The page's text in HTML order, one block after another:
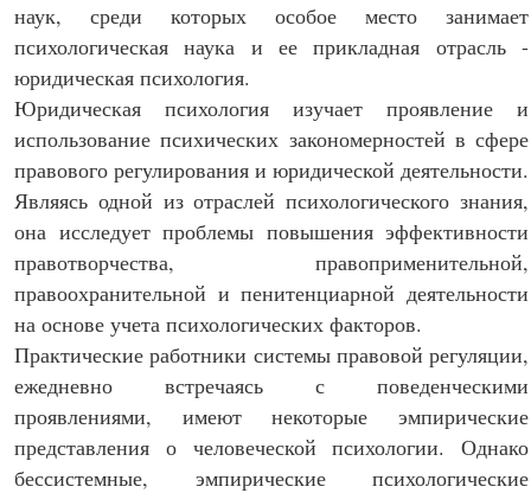
наук, среди которых особое место занимает
психологическая наука и ее прикладная отрасль -
юридическая психология.
Юридическая психология изучает проявление и
использование психических закономерностей в сфере
правового регулирования и юридической деятельности.
Являясь одной из отраслей психологического знания,
она исследует проблемы повышения эффективности
правотворчества, правоприменительной,
правоохранительной и пенитенциарной деятельности
на основе учета психологических факторов.
Практические работники системы правовой регуляции,
ежедневно встречаясь с поведенческими
проявлениями, имеют некоторые эмпирические
представления о человеческой психологии. Однако
бессистемные, эмпирические психологические